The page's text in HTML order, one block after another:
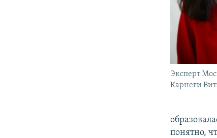
Эксперт
Карнеги
понятно,